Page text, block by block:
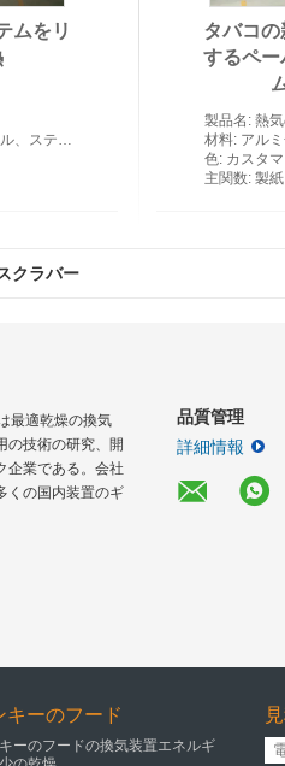
ムをリ
鋼、炭素鋼
タバコ
するペー
製品名 : 熱
材料: アル
色: カスタ
主関数: 製紙プロセス
クラバー
最適乾燥の換気
の技術の研究、開
企業である。会社
くの国内装置のギ
びペーパー、タ
び多くのパテン
品質管理
詳細情報
キーのフード
ーのフードの換気装置エネルギ